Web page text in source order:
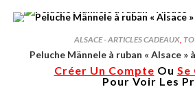
ALSACE - ARTICLES CADEAUX
Peluche Männele à ruban « Alsace »
Créer Un Compte Ou
Pour Voir Les